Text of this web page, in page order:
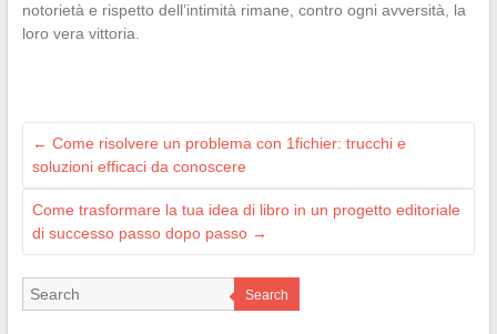
notorietà e rispetto dell’intimità rimane, contro ogni avversità, la
loro vera vittoria.
← Come risolvere un problema con 1fichier: trucchi e
soluzioni efficaci da conoscere
Come trasformare la tua idea di libro in un progetto editoriale
di successo passo dopo passo →
Search